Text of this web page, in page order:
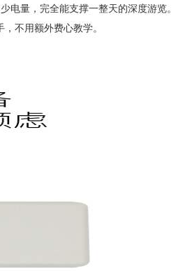
电量，完全能支撑一整天的深度游览。
不用额外费心教学。